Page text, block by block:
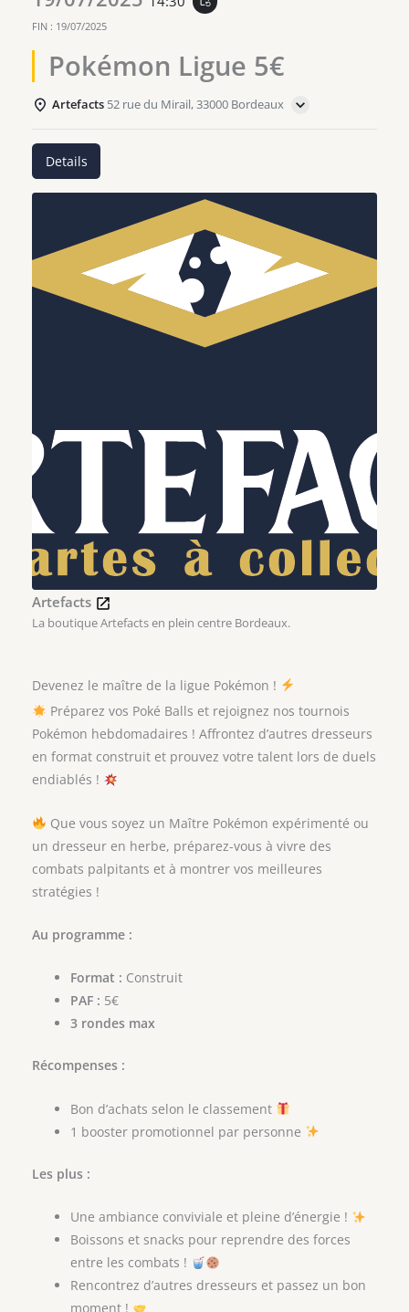
FIN : 19/07/2025
Pokémon Ligue 5€
Artefacts 52 rue du Mirail, 33000 Bordeaux
Details
Artefacts
La boutique Artefacts en plein centre Bordeaux.
Devenez le maître de la ligue Pokémon !
Préparez vos Poké Balls et rejoignez nos tournois
Pokémon hebdomadaires ! Affrontez d’autres dresseurs
en format construit et prouvez votre talent lors de duels
endiablés !
Que vous soyez un Maître Pokémon expérimenté ou
un dresseur en herbe, préparez-vous à vivre des
combats palpitants et à montrer vos meilleures
stratégies !
Au programme :
Format : Construit
PAF : 5€
3 rondes max
Récompenses :
Bon d’achats selon le classement
1 booster promotionnel par personne
Les plus :
Une ambiance conviviale et pleine d’énergie !
Boissons et snacks pour reprendre des forces
entre les combats !
Rencontrez d’autres dresseurs et passez un bon
moment !